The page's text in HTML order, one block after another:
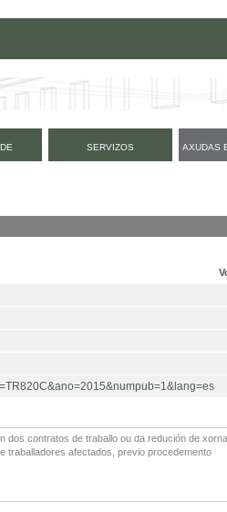
SERVIZOS AXUDAS
contratos de traballo ou da redución de
traballadores afectados, previo procedemento